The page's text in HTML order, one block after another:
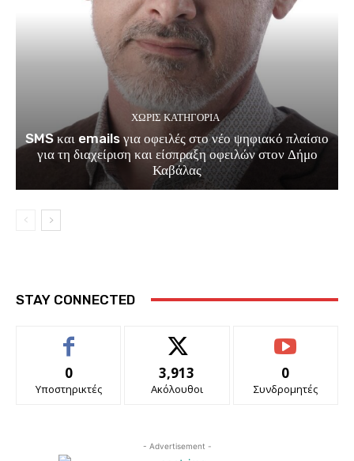
ΧΩΡΊΣ ΚΑΤΗΓΟΡΊΑ
SMS και emails για οφειλές στο νέο ψηφιακό πλαίσιο
για τη διαχείριση και είσπραξη οφειλών στον Δήμο
Καβάλας
STAY CONNECTED
0
Υποστηρικτές
3,913
Ακόλουθοι
0
Συνδρομητές
- Advertisement -